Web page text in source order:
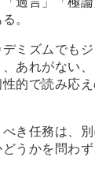
。
ミズムでもジ
、あれがない
的で読み応
き任務は、別
うかを問わ